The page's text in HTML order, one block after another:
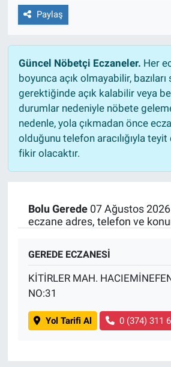
Paylaş
Güncel Nöbetçi Eczaneler. Her
boyunca açık olmayabilir, bazıları
gerektiğinde açık kalabilir veya
durumlar nedeniyle nöbete
nedenle, yola çıkmadan önce
olduğunu telefon aracılığıyla
fikir olacaktır.
Bolu Gerede07 Ağustos
eczane adres, telefon ve
GEREDE ECZANESİ
KİTİRLER MAH.
NO:31
Yol Tarifi Al 0 (374) 311